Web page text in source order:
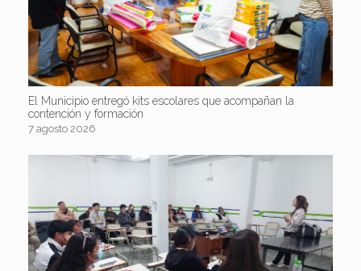
El Municipio entregó kits escolares que acompañan la
contención y formación
7 agosto 2026